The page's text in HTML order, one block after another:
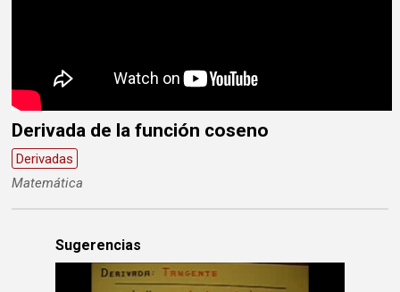
Derivada de la función coseno
Derivadas
Matemática
Sugerencias